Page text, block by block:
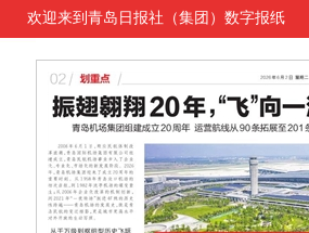
欢迎来到青岛日报社（集团）数字报纸